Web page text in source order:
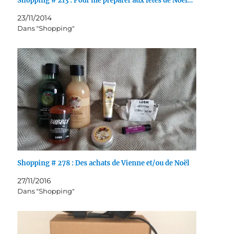
23/11/2014
Dans "Shopping"
Shopping # 278 : Des achats de Vienne et/ou de Noël
27/11/2016
Dans "Shopping"